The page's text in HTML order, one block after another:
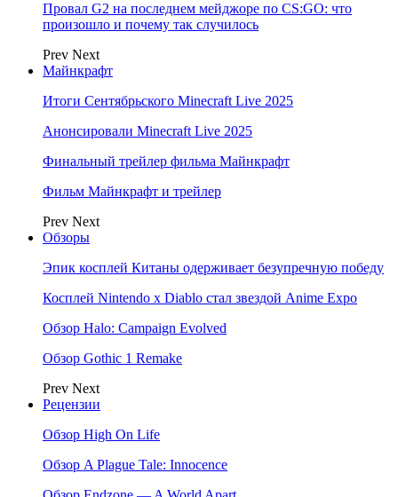
Провал G2 на последнем мейджоре по CS:GO: что
произошло и почему так случилось
Prev Next
Майнкрафт
Итоги Сентябрьского Minecraft Live 2025
Анонсировали Minecraft Live 2025
Финальный трейлер фильма Майнкрафт
Фильм Майнкрафт и трейлер
Prev Next
Обзоры
Эпик косплей Китаны одерживает безупречную победу
Косплей Nintendo x Diablo стал звездой Anime Expo
Обзор Halo: Campaign Evolved
Обзор Gothic 1 Remake
Prev Next
Рецензии
Обзор High On Life
Обзор A Plague Tale: Innocence